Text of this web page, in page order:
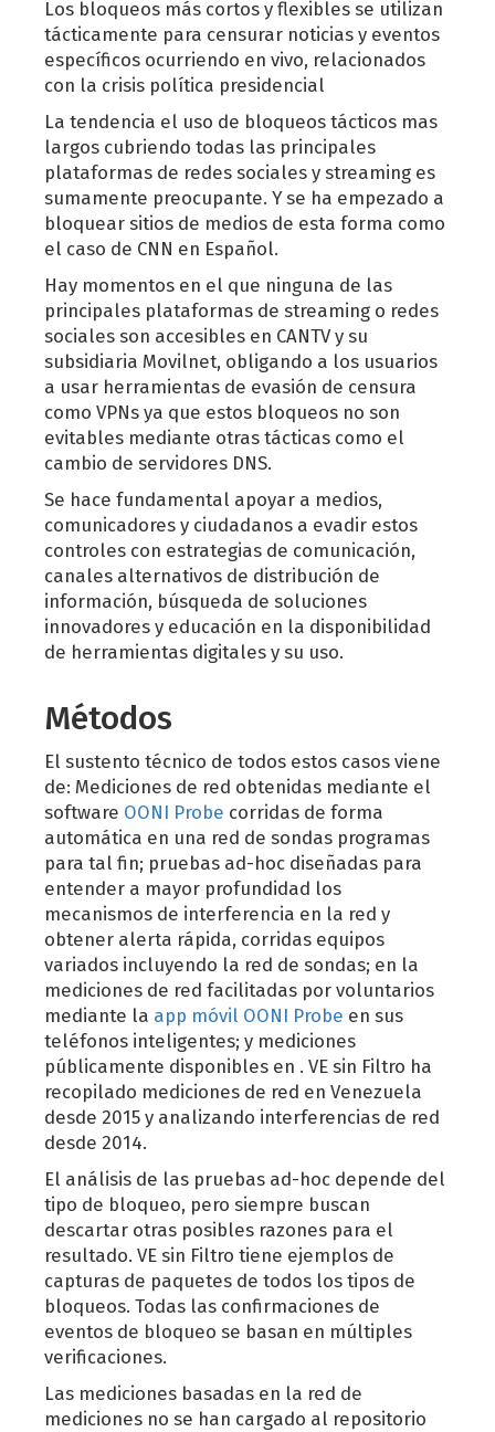
Los bloqueos más cortos y flexibles se utilizan
tácticamente para censurar noticias y eventos
específicos ocurriendo en vivo, relacionados
con la crisis política presidencial
La tendencia el uso de bloqueos tácticos mas
largos cubriendo todas las principales
plataformas de redes sociales y streaming es
sumamente preocupante. Y se ha empezado a
bloquear sitios de medios de esta forma como
el caso de CNN en Español.
Hay momentos en el que ninguna de las
principales plataformas de streaming o redes
sociales son accesibles en CANTV y su
subsidiaria Movilnet, obligando a los usuarios
a usar herramientas de evasión de censura
como VPNs ya que estos bloqueos no son
evitables mediante otras tácticas como el
cambio de servidores DNS.
Se hace fundamental apoyar a medios,
comunicadores y ciudadanos a evadir estos
controles con estrategias de comunicación,
canales alternativos de distribución de
información, búsqueda de soluciones
innovadores y educación en la disponibilidad
de herramientas digitales y su uso.
Métodos
El sustento técnico de todos estos casos viene
de: Mediciones de red obtenidas mediante el
software OONI Probe corridas de forma
automática en una red de sondas programas
para tal fin; pruebas ad-hoc diseñadas para
entender a mayor profundidad los
mecanismos de interferencia en la red y
obtener alerta rápida, corridas equipos
variados incluyendo la red de sondas; en la
mediciones de red facilitadas por voluntarios
mediante la app móvil OONI Probe en sus
teléfonos inteligentes; y mediciones
públicamente disponibles en . VE sin Filtro ha
recopilado mediciones de red en Venezuela
desde 2015 y analizando interferencias de red
desde 2014.
El análisis de las pruebas ad-hoc depende del
tipo de bloqueo, pero siempre buscan
descartar otras posibles razones para el
resultado. VE sin Filtro tiene ejemplos de
capturas de paquetes de todos los tipos de
bloqueos. Todas las confirmaciones de
eventos de bloqueo se basan en múltiples
verificaciones.
Las mediciones basadas en la red de
mediciones no se han cargado al repositorio